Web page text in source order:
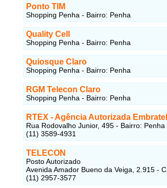
Ponto TIM
Shopping Penha - Bairro: Penha
Quality Cell
Shopping Penha - Bairro: Penha
Quiosque Claro
Shopping Penha - Bairro: Penha
RGM Telecon Claro
Shopping Penha - Bairro: Penha
RTEX - Agência Autorizada Embratel
Rua Rodovalho Junior, 495 - Bairro:
(11) 3589-4931
TELECON
Posto Autorizado
Avenida Amador Bueno da Veiga, 2.915 -
(11) 2957-3577